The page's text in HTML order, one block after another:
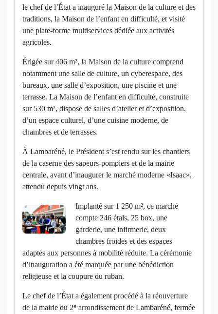
le chef de l’État a inauguré la Maison de la culture et des
traditions, la Maison de l’enfant en difficulté, et visité
une plate-forme multiservices dédiée aux activités
agricoles.
Érigée sur 406 m², la Maison de la culture comprend
notamment une salle de culture, un cyberespace, des
bureaux, une salle d’exposition, une piscine et une
terrasse. La Maison de l’enfant en difficulté, construite
sur 530 m², dispose de salles d’atelier et d’exposition,
d’un espace culturel, d’une cuisine moderne, de
chambres et de terrasses.
À Lambaréné, le Président s’est rendu sur les chantiers
de la caserne des sapeurs-pompiers et de la mairie
centrale, avant d’inaugurer le marché moderne «Isaac»,
attendu depuis vingt ans.
Implanté sur 1 250 m², ce marché
compte 246 étals, 25 box, une
garderie, une infirmerie, deux
chambres froides et des espaces
adaptés aux personnes à mobilité réduite. La cérémonie
d’inauguration a été marquée par une bénédiction
religieuse et la coupure du ruban.
Le chef de l’État a également procédé à la réouverture
de la mairie du 2ᵉ arrondissement de Lambaréné, fermée